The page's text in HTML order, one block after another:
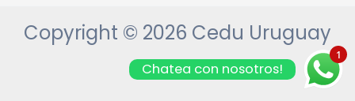
Copyright © 2026 Cedu Uruguay
1
Chatea con nosotros!